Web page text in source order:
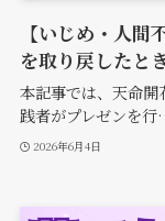
【いじめ・人
を取り戻したと
本記事では、天命開
践者がプレゼンを
2026年6月4日